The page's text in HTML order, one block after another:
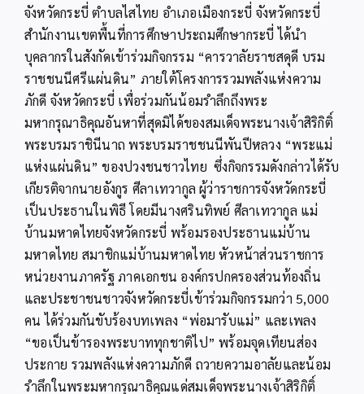
จังหวัดกระบี่ ตำบลไสไทย อำเภอเมืองกระบี่ จังหวัดกระบี่
สำนักงานเขตพื้นที่การศึกษาประถมศึกษากระบี่ ได้นำ
บุคลากรในสังกัดเข้าร่วมกิจกรรม “คารวาลัยราชสดุดี บรม
ราชชนนีศรีแผ่นดิน” ภายใต้โครงการรวมพลังแห่งความ
ภักดี จังหวัดกระบี่ เพื่อร่วมกันน้อมรำลึกถึงพระ
มหากรุณาธิคุณอันหาที่สุดมิได้ของสมเด็จพระนางเจ้าสิริกิติ์
พระบรมราชินีนาถ พระบรมราชชนนีพันปีหลวง “พระแม่
แห่งแผ่นดิน” ของปวงชนชาวไทย ซึ่งกิจกรรมดังกล่าวได้รับ
เกียรติจากนายอังกูร ศีลาเทวากูล ผู้ว่าราชการจังหวัดกระบี่
เป็นประธานในพิธี โดยมีนางศรินทิพย์ ศีลาเทวากูล แม่
บ้านมหาดไทยจังหวัดกระบี่ พร้อมรองประธานแม่บ้าน
มหาดไทย สมาชิกแม่บ้านมหาดไทย หัวหน้าส่วนราชการ
หน่วยงานภาครัฐ ภาคเอกชน องค์กรปกครองส่วนท้องถิ่น
และประชาชนชาวจังหวัดกระบี่เข้าร่วมกิจกรรมกว่า 5,000
คน ได้ร่วมกันขับร้องบทเพลง “พ่อมารับแม่” และเพลง
“ขอเป็นข้ารองพระบาททุกชาติไป” พร้อมจุดเทียนส่อง
ประกาย รวมพลังแห่งความภักดี ถวายความอาลัยและน้อม
รำลึกในพระมหากรุณาธิคุณแด่สมเด็จพระนางเจ้าสิริกิติ์